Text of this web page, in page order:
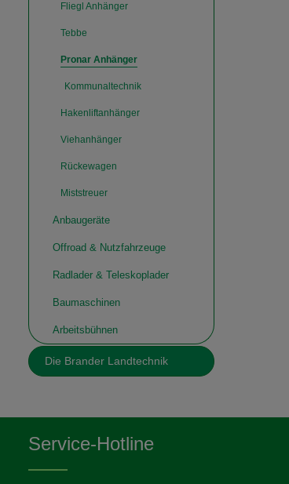
Fliegl Anhänger
Tebbe
Pronar Anhänger
Kommunaltechnik
Hakenliftanhänger
Viehanhänger
Rückewagen
Miststreuer
Anbaugeräte
Offroad & Nutzfahrzeuge
Radlader & Teleskoplader
Baumaschinen
Arbeitsbühnen
Die Brander Landtechnik
Service-Hotline